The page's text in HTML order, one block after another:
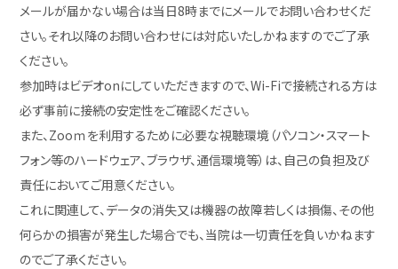
メールが届かない場合は当日8時までにメールでお問い合わせくだ
さい。それ以降のお問い合わせには対応いたしかねますのでご了承
ください。
参加時はビデオonにしていただきますので、Wi-Fiで接続される方は
必ず事前に接続の安定性をご確認ください。
また、Zooｍを利用するために必要な視聴環境（パソコン・スマート
フォン等のハードウェア、ブラウザ、通信環境等）は、自己の負担及び
責任においてご用意ください。
これに関連して、データの消失又は機器の故障若しくは損傷、その他
何らかの損害が発生した場合でも、当院は一切責任を負いかねます
のでご了承ください。